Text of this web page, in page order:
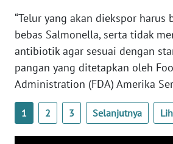
“Telur yang akan diekspor
bebas Salmonella, serta tidak
antibiotik agar sesuai dengan
pangan yang ditetapkan oleh
Administration (FDA) Amerika
1 2 3 Selanjutnya
KEPRI
WN
PAPUA
WN
PAPUA
BARAT